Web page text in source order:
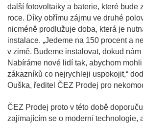
další fotovoltaiky a baterie, které bude
roce. Díky obřímu zájmu ve druhé
nicméně prodlužuje doba, která je
instalace. „Jedeme na 150 procent a
v zimě. Budeme instalovat, dokud
Nabíráme nové lidí tak, abychom
zákazníků co nejrychleji uspokojit,“
Ouška, ředitel ČEZ Prodej pro
ČEZ Prodej proto v této době
zajímajícím se o moderní technologie,